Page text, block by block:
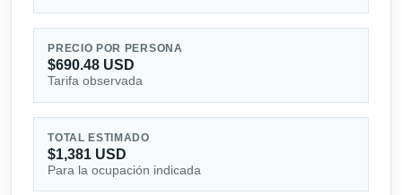
PRECIO POR PERSONA
$690.48 USD
Tarifa observada
TOTAL ESTIMADO
$1,381 USD
Para la ocupación indicada